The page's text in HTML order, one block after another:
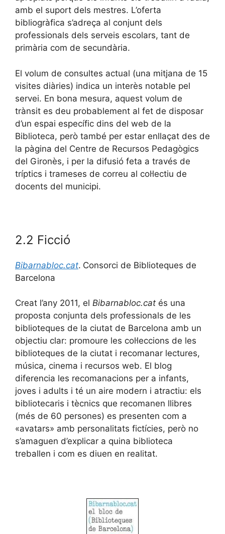
amb el suport dels mestres. L’oferta
bibliogràfica s’adreça al conjunt dels
professionals dels serveis escolars, tant de
primària com de secundària.
El volum de consultes actual (una mitjana de 15
visites diàries) indica un interès notable pel
servei. En bona mesura, aquest volum de
trànsit es deu probablement al fet de disposar
d’un espai específic dins del web de la
Biblioteca, però també per estar enllaçat des de
la pàgina del Centre de Recursos Pedagògics
del Gironès, i per la difusió feta a través de
tríptics i trameses de correu al col·lectiu de
docents del municipi.
2.2 Ficció
Bibarnabloc.cat. Consorci de Biblioteques de
Barcelona
Creat l’any 2011, el Bibarnabloc.cat és una
proposta conjunta dels professionals de les
biblioteques de la ciutat de Barcelona amb un
objectiu clar: promoure les col·leccions de les
biblioteques de la ciutat i recomanar lectures,
música, cinema i recursos web. El blog
diferencia les recomanacions per a infants,
joves i adults i té un aire modern i atractiu: els
bibliotecaris i tècnics que recomanen llibres
(més de 60 persones) es presenten com a
«avatars» amb personalitats fictícies, però no
s’amaguen d’explicar a quina biblioteca
treballen i com es diuen en realitat.